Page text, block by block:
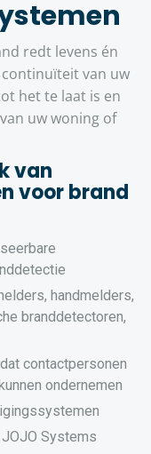
redt levens én
van uw
het te laat is en
uw woning of
van
voor brand
handmelders,
branddetectoren,
contactpersonen
ondernemen
Systems